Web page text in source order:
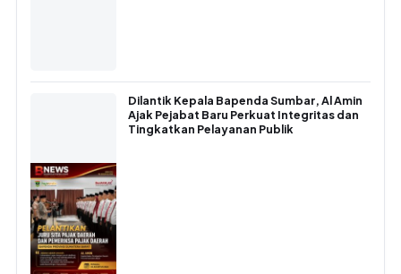
Dilantik Kepala Bapenda Sumbar, Al Amin
Ajak Pejabat Baru Perkuat Integritas dan
Tingkatkan Pelayanan Publik